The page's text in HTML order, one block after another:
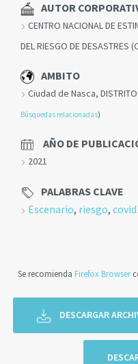
AUTOR
CENTRO NACIONAL DE
DEL RIESGO DE DESASTRES
AMBITO
Ciudad de Nasca,
Búsquedas relacionadas)
AÑO DE
2021
PALABRAS CLAVE
Escenario, riesgo,
Se recomienda Firefox Browser
DESCARGAR